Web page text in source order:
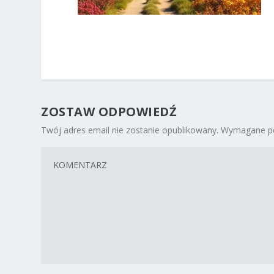
ZOSTAW ODPOWIEDŹ
Twój adres email nie zostanie opublikowany. Wymagane